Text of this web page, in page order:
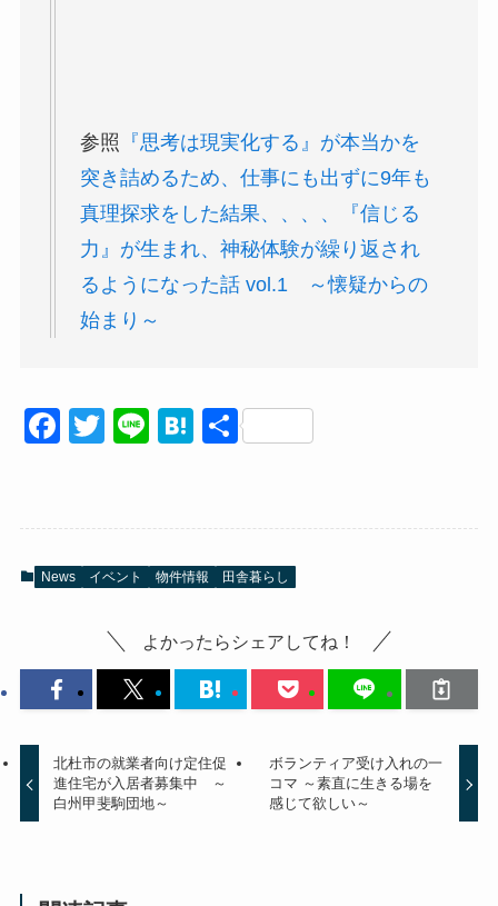
参照 『思考は現実化する』が本当かを
突き詰めるため、仕事にも出ずに9年も
真理探求をした結果、、、、『信じる
力』が生まれ、神秘体験が繰り返され
るようになった話 vol.1 ～懐疑からの
始まり～
F
e
b
k
T
er
Li
H
n
a
共
News イベント 物件情報 田舎暮らし
よかったらシェアしてね！
北杜市の就業者向け定住促
進住宅が入居者募集中 ～
白州甲斐駒団地～
ボランティア受け入れの一
コマ ～素直に生きる場を
感じて欲しい～